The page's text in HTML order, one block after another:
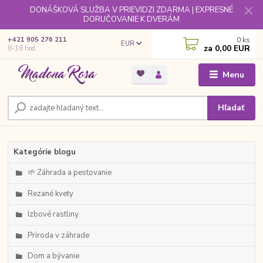
DONÁŠKOVÁ SLUŽBA V PRIEVIDZI ZDARMA | EXPRESNÉ
DORUČOVANIE K DVERÁM
Menu
EUR
Hľadať
+421 905 276 211
8-18 hod.
0 ks
za 0,00 EUR
Kategórie blogu
🌱 Záhrada a pestovanie
Rezané kvety
Izbové rastliny
Príroda v záhrade
Dom a bývanie